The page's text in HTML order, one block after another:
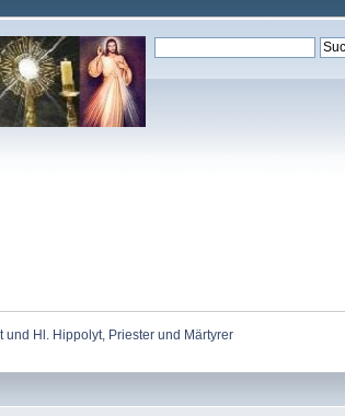
und Hl. Hippolyt, Priester und Märtyrer